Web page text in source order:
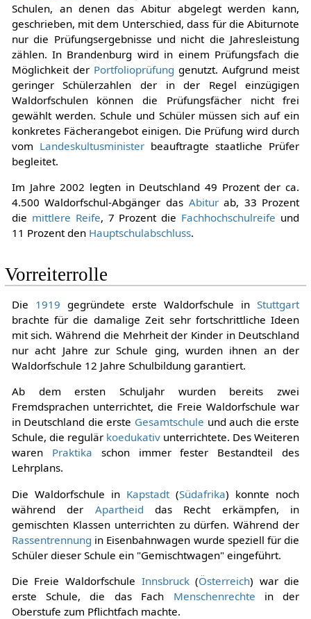
Schulen, an denen das Abitur abgelegt werden kann,
geschrieben, mit dem Unterschied, dass für die Abiturnote
nur die Prüfungsergebnisse und nicht die Jahresleistung
zählen. In Brandenburg wird in einem Prüfungsfach die
Möglichkeit der Portfolioprüfung genutzt. Aufgrund meist
geringer Schülerzahlen der in der Regel einzügigen
Waldorfschulen können die Prüfungsfächer nicht frei
gewählt werden. Schule und Schüler müssen sich auf ein
konkretes Fächerangebot einigen. Die Prüfung wird durch
vom Landeskultusministerbeauftragte staatliche Prüfer
begleitet.
Im Jahre 2002 legten in Deutschland 49 Prozent der ca.
4.500 Waldorfschul-Abgänger das Abiturab, 33 Prozent
die mittlere Reife, 7 Prozent die Fachhochschulreife und
11 Prozent den Hauptschulabschluss.
Vorreiterrolle
Die 1919 gegründete erste Waldorfschule inStuttgart
brachte für die damalige Zeit sehr fortschrittliche Ideen
mit sich. Während die Mehrheit der Kinder in Deutschland
nur acht Jahre zur Schule ging, wurden ihnen an der
Waldorfschule 12 Jahre Schulbildung garantiert.
Ab dem ersten Schuljahr wurden bereits zwei
Fremdsprachen unterrichtet, die Freie Waldorfschule war
in Deutschland die erste Gesamtschule und auch die erste
Schule, die regulär koedukativ unterrichtete. Des Weiteren
waren Praktika schon immer fester Bestandteil des
Lehrplans.
Die Waldorfschule in Kapstadt (Südafrika) konnte noch
während der Apartheid das Recht erkämpfen, in
gemischten Klassen unterrichten zu dürfen. Während der
Rassentrennung in Eisenbahnwagen wurde speziell für die
Schüler dieser Schule ein "Gemischtwagen" eingeführt.
Die Freie Waldorfschule Innsbruck(Österreich) war die
erste Schule, die das Fach Menschenrechte in der
Oberstufe zum Pflichtfach machte.